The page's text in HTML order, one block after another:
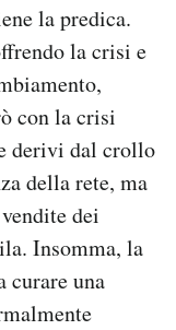
la predica.
la crisi e
con la crisi
derivi dal crollo
della rete, ma
dei
Insomma, la
curare una